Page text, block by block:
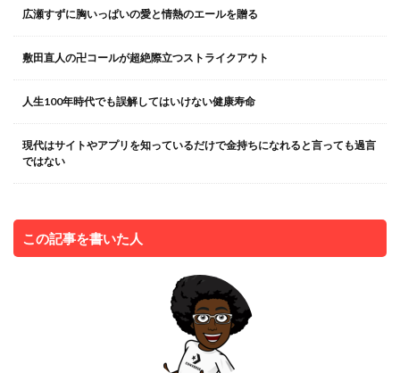
広瀬すずに胸いっぱいの愛と情熱のエールを贈る
敷田直人の卍コールが超絶際立つストライクアウト
人生100年時代でも誤解してはいけない健康寿命
現代はサイトやアプリを知っているだけで金持ちになれると言っても過言
ではない
この記事を書いた人